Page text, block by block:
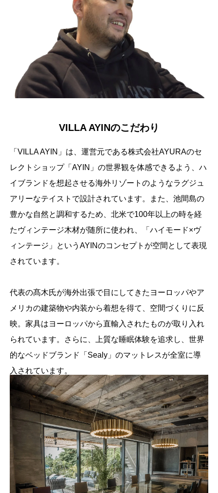
VILLA AYINのこだわり
「VILLA AYIN」は、運営元である株式会社AYURAのセ
レクトショップ「AYIN」の世界観を体感できるよう、ハ
イブランドを想起させる海外リゾートのようなラグジュ
アリーなテイストで設計されています。また、池間島の
豊かな自然と調和するため、北米で100年以上の時を経
たヴィンテージ木材が随所に使われ、「ハイモード×ヴ
ィンテージ」というAYINのコンセプトが空間として表現
されています。
代表の髙木氏が海外出張で目にしてきたヨーロッパやア
メリカの建築物や内装から着想を得て、空間づくりに反
映。家具はヨーロッパから直輸入されたものが取り入れ
られています。さらに、上質な睡眠体験を追求し、世界
的なベッドブランド「Sealy」のマットレスが全室に導
入されています。